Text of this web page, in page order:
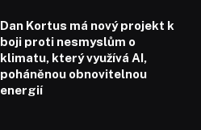
Dan Kortus má nový projekt k
boji proti nesmyslům o
klimatu, který využívá AI,
poháněnou obnovitelnou
energií